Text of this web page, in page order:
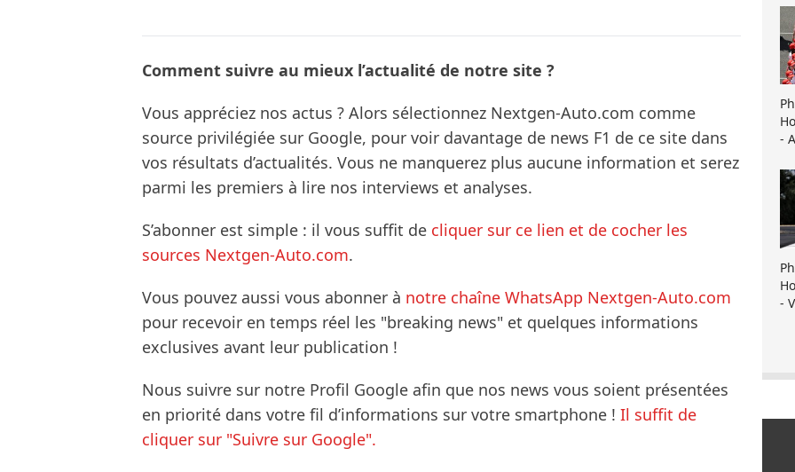
Comment suivre au mieux l’actualité de notre site ?
Vous appréciez nos actus ? Alors sélectionnez Nextgen-Auto.com comme
source privilégiée sur Google, pour voir davantage de news F1 de ce site dans
vos résultats d’actualités. Vous ne manquerez plus aucune information et serez
parmi les premiers à lire nos interviews et analyses.
S’abonner est simple : il vous suffit de cliquer sur ce lien et de cocher les
sources Nextgen-Auto.com.
Vous pouvez aussi vous abonner à notre chaîne WhatsApp Nextgen-Auto.com
pour recevoir en temps réel les "breaking news" et quelques informations
exclusives avant leur publication !
Nous suivre sur notre Profil Google afin que nos news vous soient présentées
en priorité dans votre fil d’informations sur votre smartphone ! Il suffit de
cliquer sur "Suivre sur Google".
-
-